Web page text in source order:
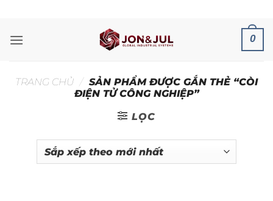
nội
0
TRANG CHỦ / SẢN PHẨM ĐƯỢC GẮN THẺ “CÒI
ĐIỆN TỬ CÔNG NGHIỆP”
LỌC